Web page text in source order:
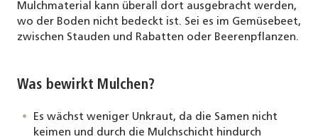
Mulchmaterial kann überall dort ausgebracht werden,
wo der Boden nicht bedeckt ist. Sei es im Gemüsebeet,
zwischen Stauden und Rabatten oder Beerenpflanzen.
Was bewirkt Mulchen?
Es wächst weniger Unkraut, da die Samen nicht
keimen und durch die Mulchschicht hindurch